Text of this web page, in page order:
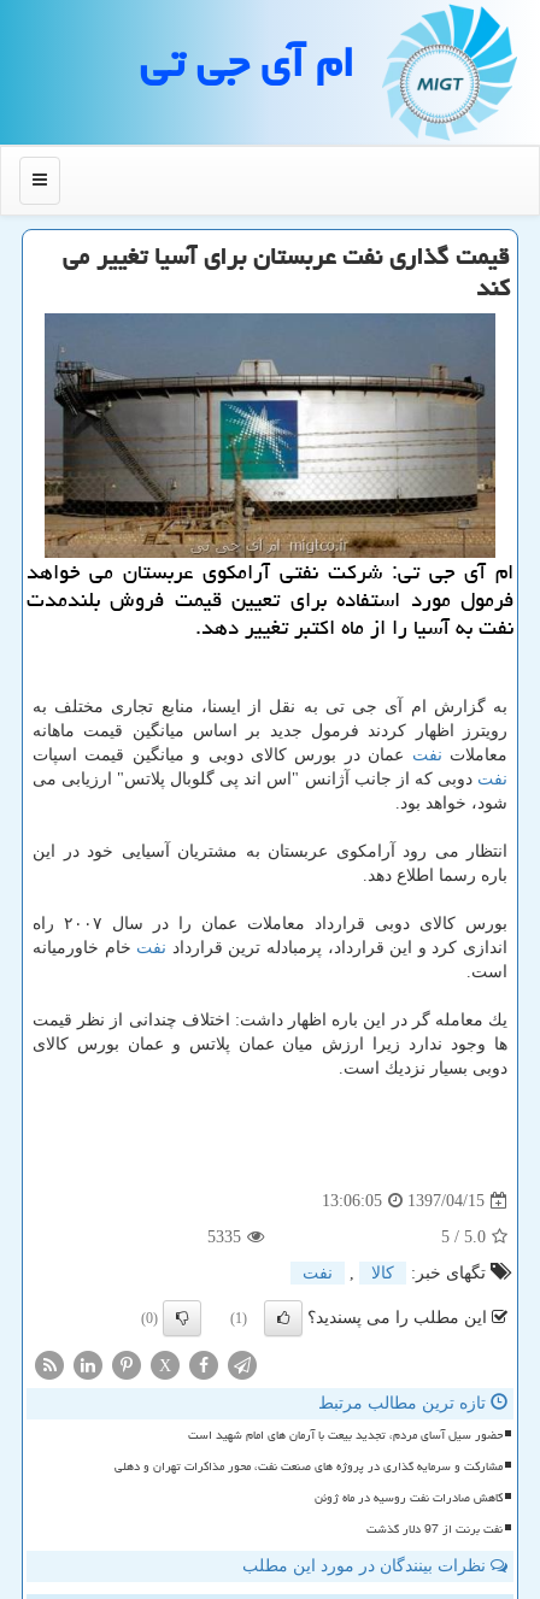
ام آی جی تی
منو
قیمت گذاری نفت عربستان برای آسیا تغییر می
كند
ام آی جی تی: شركت نفتی آرامكوی عربستان می خواهد
فرمول مورد استفاده برای تعیین قیمت فروش بلندمدت
نفت به آسیا را از ماه اكتبر تغییر دهد.
به گزارش ام آی جی تی به نقل از ایسنا، منابع تجاری مختلف به
رویترز اظهار كردند فرمول جدید بر اساس میانگین قیمت ماهانه
معاملات نفت عمان در بورس كالای دوبی و میانگین قیمت اسپات
نفت دوبی كه از جانب آژانس "اس اند پی گلوبال پلاتس" ارزیابی می
شود، خواهد بود.
انتظار می رود آرامكوی عربستان به مشتریان آسیایی خود در این
باره رسما اطلاع دهد.
بورس كالای دوبی قرارداد معاملات عمان را در سال ۲۰۰۷ راه
اندازی كرد و این قرارداد، پرمبادله ترین قرارداد نفت خام خاورمیانه
است.
یك معامله گر در این باره اظهار داشت: اختلاف چندانی از نظر قیمت
ها وجود ندارد زیرا ارزش میان عمان پلاتس و عمان بورس كالای
دوبی بسیار نزدیك است.
1397/04/15
13:06:05
5.0
/ 5
5335
تگهای خبر:
كالا , نفت
این مطلب را می پسندید؟ (1)
(0)
X
تازه ترین مطالب مرتبط
حضور سیل آسای مردم، تجدید بیعت با آرمان های امام شهید است
مشارکت و سرمایه گذاری در پروژه های صنعت نفت، محور مذاکرات تهران و دهلی
کاهش صادرات نفت روسیه در ماه ژوئن
نفت برنت از 97 دلار گذشت
نظرات بینندگان در مورد این مطلب